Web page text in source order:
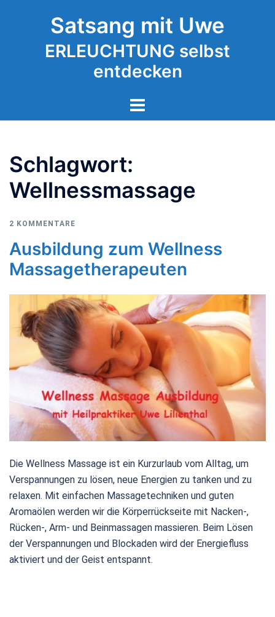
Satsang mit Uwe
ERLEUCHTUNG selbst
entdecken
Schlagwort:
Wellnessmassage
2 KOMMENTARE
Ausbildung zum Wellness
Massagetherapeuten
Die Wellness Massage ist ein Kurzurlaub vom Alltag, um
Verspannungen zu lösen, neue Energien zu tanken und zu
relaxen. Mit einfachen Massagetechniken und guten
Aromaölen werden wir die Körperrückseite mit Nacken-,
Rücken-, Arm- und Beinmassagen massieren. Beim Lösen
der Verspannungen und Blockaden wird der Energiefluss
aktiviert und der Geist entspannt.